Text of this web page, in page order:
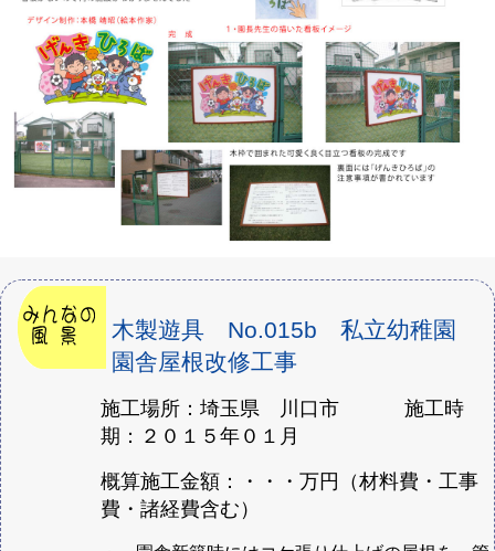
木製遊具 No.015b 私立幼稚園
園舎屋根改修工事
施工場所：埼玉県 川口市 施工時
期：２０１５年０１月
概算施工金額：・・・万円（材料費・工事
費・諸経費含む）